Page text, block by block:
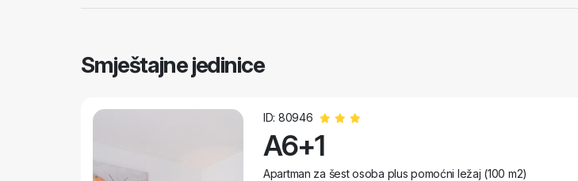
Smještajne jedinice
ID: 80946
A6+1
Apartman za šest osoba plus pomoćni ležaj (100 m2)